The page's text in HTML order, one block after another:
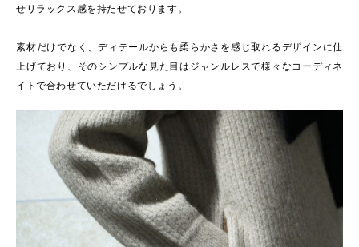
せリラックス感を持たせております。
素材だけでなく、ディテールからも柔らかさを感じ取れるデザインに仕
上げており、そのシンプルな見た目はジャンルレスで様々なコーディネ
イトで合わせていただけるでしょう。